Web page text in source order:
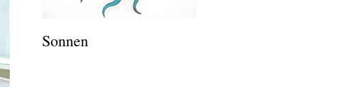
Sonnen